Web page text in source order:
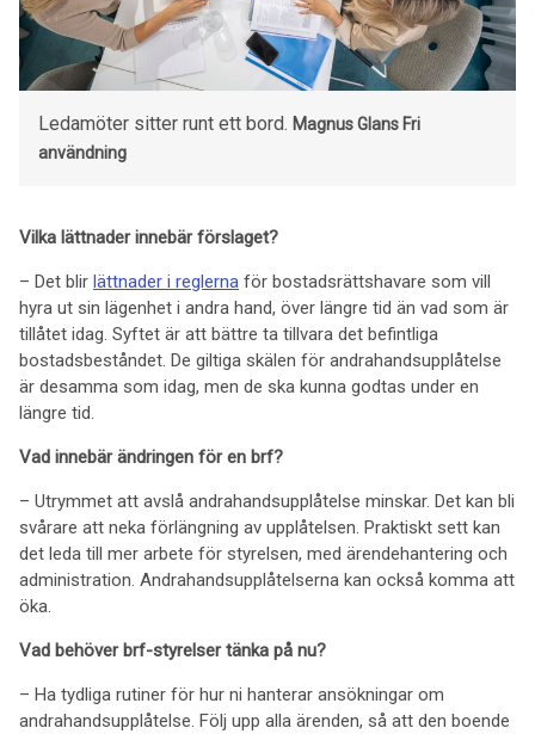
Ledamöter sitter runt ett bord. Magnus Glans Fri
användning
Vilka lättnader innebär förslaget?
– Det blir lättnader i reglerna för bostadsrättshavare som vill
hyra ut sin lägenhet i andra hand, över längre tid än vad som är
tillåtet idag. Syftet är att bättre ta tillvara det befintliga
bostadsbeståndet. De giltiga skälen för andrahandsupplåtelse
är desamma som idag, men de ska kunna godtas under en
längre tid.
Vad innebär ändringen för en brf?
– Utrymmet att avslå andrahandsupplåtelse minskar. Det kan bli
svårare att neka förlängning av upplåtelsen. Praktiskt sett kan
det leda till mer arbete för styrelsen, med ärendehantering och
administration. Andrahandsupplåtelserna kan också komma att
öka.
Vad behöver brf-styrelser tänka på nu?
– Ha tydliga rutiner för hur ni hanterar ansökningar om
andrahandsupplåtelse. Följ upp alla ärenden, så att den boende